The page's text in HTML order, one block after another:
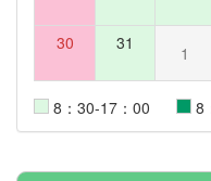
30 31 1
8：30-17：00 8